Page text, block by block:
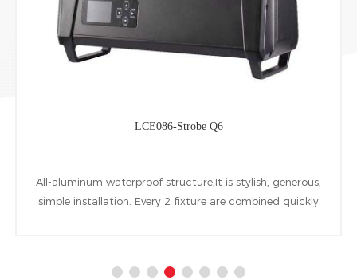
LCE086-Strobe Q6
All-aluminum waterproof structure,It is stylish, generous,
simple installation. Every 2 fixture are combined quickly